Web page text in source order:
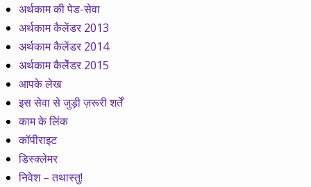
अर्थकाम की पेड-सेवा
अर्थकाम कैलेंडर 2013
अर्थकाम कैलेंडर 2014
अर्थकाम कैलेेंडर 2015
आपके लेख
इस सेवा से जुड़ी ज़रूरी शर्तें
काम के लिंक
कॉपीराइट
डिस्क्लेमर
निवेश – तथास्तु!